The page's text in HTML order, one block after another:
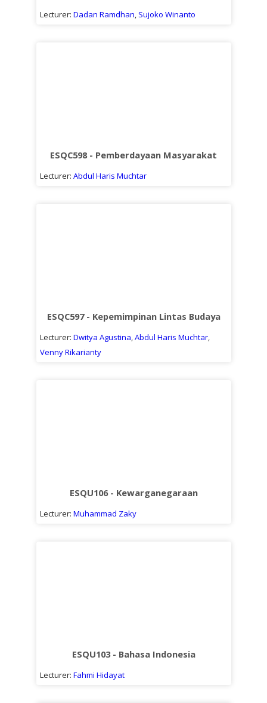
Lecturer: Dadan Ramdhan Sujoko Winanto
ESQC598 - Pemberdayaan Masyarakat
Lecturer: Abdul Haris Muchtar
ESQC597 - Kepemimpinan Lintas Budaya
Lecturer: Dwitya Agustina Abdul Haris Muchtar,
Venny Rikarianty
ESQU106 - Kewarganegaraan
Lecturer: Muhammad Zaky
ESQU103 - Bahasa Indonesia
Lecturer: Fahmi Hidayat